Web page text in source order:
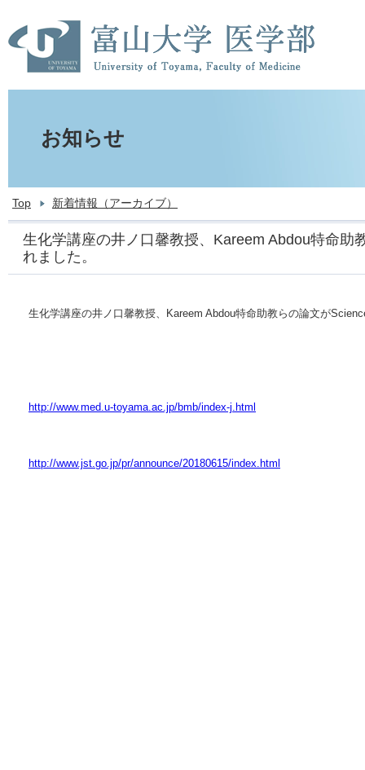
お知らせ
Top 新着情報（アーカイブ）
生化学講座の井ノ口馨教授、Kareem Abdou特命助
れました。
生化学講座の井ノ口馨教授、Kareem Abdou特命助教らの論文が
http://www.med.u-toyama.ac.jp/bmb/index-j.html
http://www.jst.go.jp/pr/announce/20180615/index.html